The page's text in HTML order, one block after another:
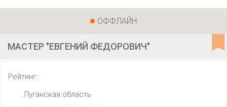
ОФФЛАЙН
МАСТЕР "ЕВГЕНИЙ ФЕДОРОВИЧ"
Рейтинг:
Луганская область